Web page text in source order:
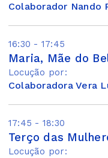
Colaborador Nando
16:30 - 17:45
Maria, Mãe do
Locução por:
Colaboradora Vera
17:45 - 18:30
Terço das
Locução por: